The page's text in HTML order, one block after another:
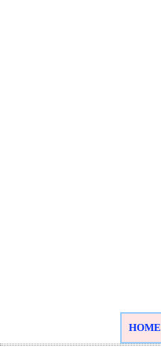
HOME